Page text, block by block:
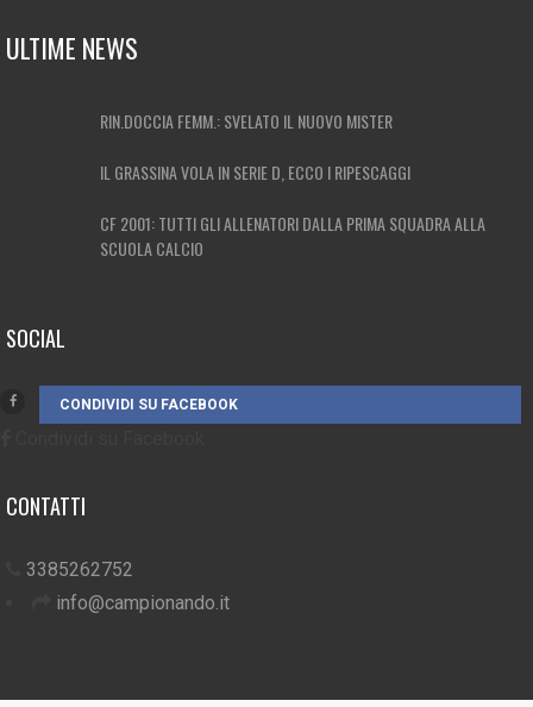
ULTIME NEWS
RIN.DOCCIA FEMM.: SVELATO IL NUOVO MISTER
IL GRASSINA VOLA IN SERIE D, ECCO I RIPESCAGGI
CF 2001: TUTTI GLI ALLENATORI DALLA PRIMA SQUADRA ALLA
SCUOLA CALCIO
SOCIAL
CONDIVIDI SU FACEBOOK
CONTATTI
3385262752
info@campionando.it